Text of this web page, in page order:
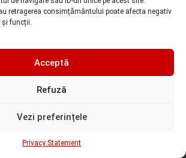
retragerea consimțământului poate afecta negativ
și funcții.
Acceptă
Refuză
Vezi preferințele
Privacy Statement